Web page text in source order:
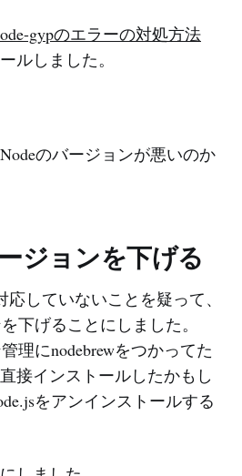
gypのエラーの対処方法
ルしました。
のバージョンが悪いのか
ジョンを下げる
していないことを疑って、
下げることにしました。
理にnodebrewをつかってた
接インストールしたかもし
をアンインストールする